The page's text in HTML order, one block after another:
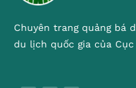
Chuyên trang quảng bá
du lịch quốc gia của